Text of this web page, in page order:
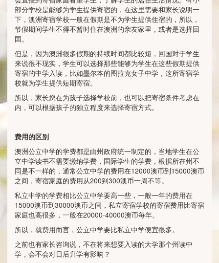
部分学校是能够为学生提供寄宿的，在这里需要和家长说明一
下，澳洲寄宿学校一般在假期是不为学生提供住宿的，所以，
节假期间学生不得不暂时住在澳洲的亲友家里，或者是选择回
国。
但是，因为澳洲很多假期的持续时间都比较短，回国对于学生
来说很不现实，学生可以选择那些能够为学生在这些假期提供
寄宿的中学入读，比如墨尔本的图拉克女子中学，这所寄宿学
校就为学生提供短期寄宿。
所以，家长您在为孩子选择学校前，也可以把寄宿条件考虑在
内，可以根据孩子的独立程度来选择寄宿方式。
费用的区别
澳洲公立中学的学费都是由州政府统一制定的，当地学生在公
立中学读书不需要缴纳学费，国际学生的学费，根据所在州不
同是不一样的，通常公立中学的费用在12000澳币到15000澳币
之间，寄宿家庭的费用从200到300澳币一周不等。
私立中学的学费相比公立中学要高一些，一般一年的费用在
15000澳币到30000澳币之间，私立寄宿学校的寄宿费用比寄宿
家庭也高很多，一般在20000-40000澳币每年。
所以，就费用而言，公立中学要比私立中学便宜很多。
之前也有家长咨询说，不在将来想要入读的大学那个州读中
学，会不会对日后升学有影响？